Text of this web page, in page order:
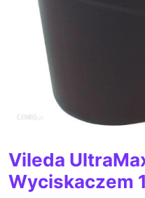
Vileda
Wyciskaczem